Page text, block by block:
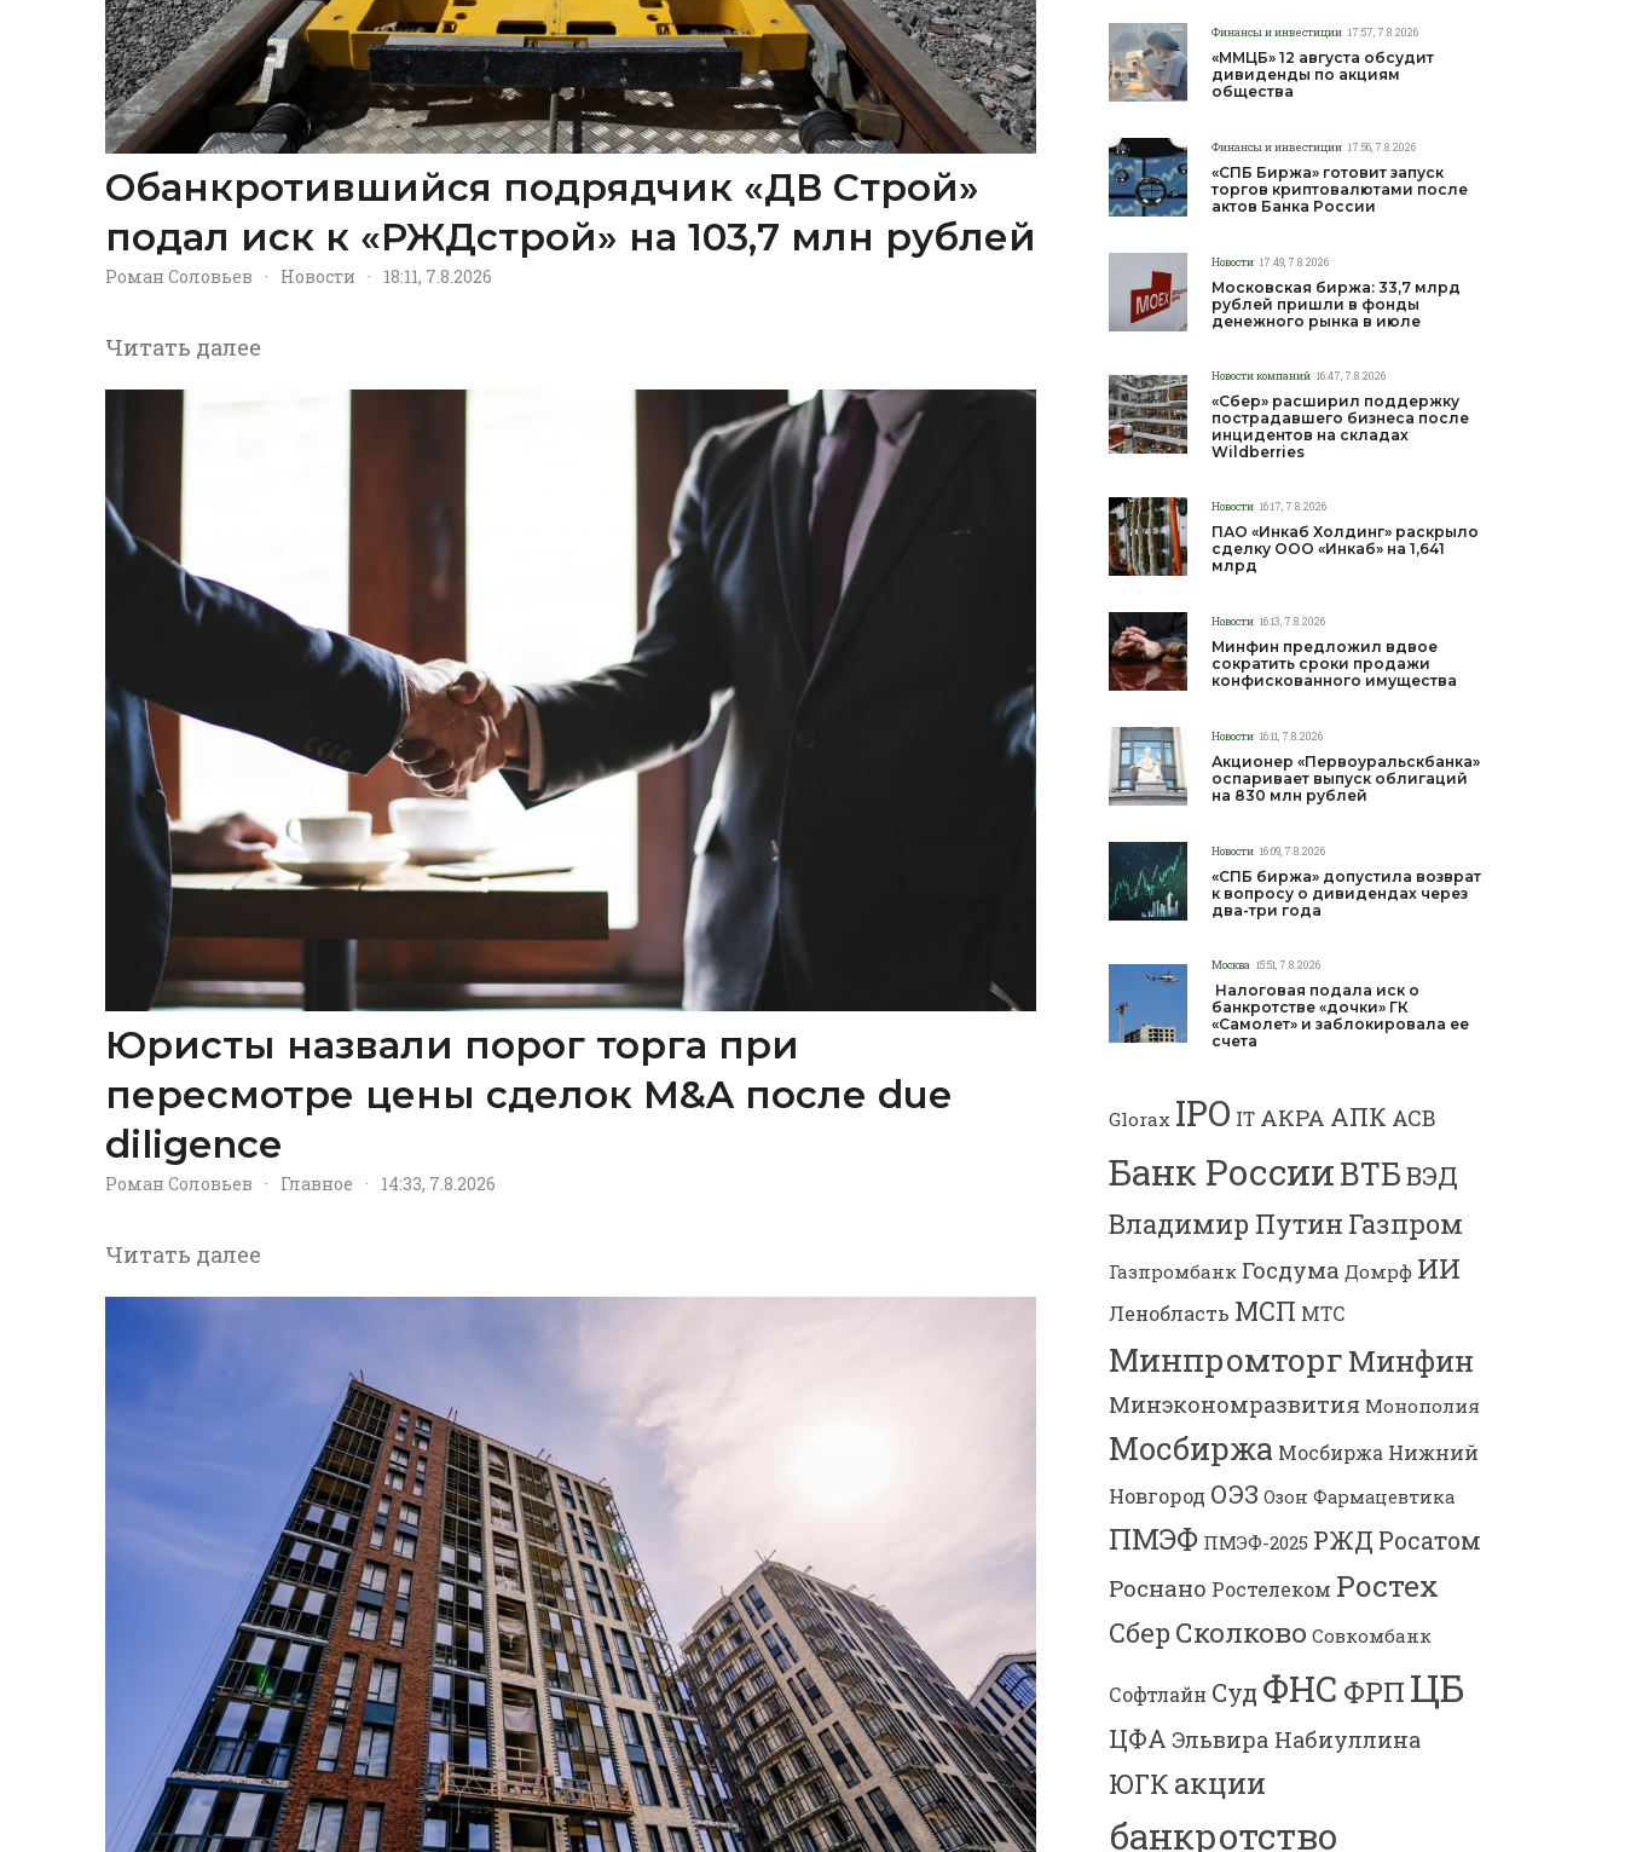
Обанкротившийся подрядчик «ДВ Строй»
подал иск к «РЖДстрой» на 103,7 млн рублей
Роман Соловьев · Новости · 18:11, 7.8.2026
Читать далее
Юристы назвали порог торга при
пересмотре цены сделок M&A после due
diligence
Роман Соловьев · Главное · 14:33, 7.8.2026
Читать далее
Финансы и инвестиции 17:57, 7.8.2026
«ММЦБ» 12 августа обсудит
дивиденды по акциям
общества
Финансы и инвестиции 17:56, 7.8.2026
«СПБ Биржа» готовит запуск
торгов криптовалютами после
актов Банка России
Новости 17:49, 7.8.2026
Московская биржа: 33,7 млрд
рублей пришли в фонды
денежного рынка в июле
Новости компаний 16:47, 7.8.2026
«Сбер» расширил поддержку
пострадавшего бизнеса после
инцидентов на складах
Wildberries
Новости 16:17, 7.8.2026
ПАО «Инкаб Холдинг» раскрыло
сделку ООО «Инкаб» на 1,641
млрд
Новости 16:13, 7.8.2026
Минфин предложил вдвое
сократить сроки продажи
конфискованного имущества
Новости 16:11, 7.8.2026
Акционер «Первоуральскбанка»
оспаривает выпуск облигаций
на 830 млн рублей
Новости 16:09, 7.8.2026
«СПБ биржа» допустила возврат
к вопросу о дивидендах через
два-три года
Москва 15:51, 7.8.2026
Налоговая подала иск о
банкротстве «дочки» ГК
«Самолет» и заблокировала ее
счета
Glorax IPO IT АКРА АПК АСВ
Банк РоссииВТБВЭД
Владимир Путин Газпром
Газпромбанк Госдума Домрф ИИ
Ленобласть МСП МТС
МинпромторгМинфин
Минэкономразвития Монополия
Мосбиржа Мосбиржа Нижний
Новгород ОЭЗ Озон Фармацевтика
ПМЭФ ПМЭФ-2025 РЖД Росатом
Роснано Ростелеком Ростех
Сбер Сколково Совкомбанк
Софтлайн Суд ФНС ФРП ЦБ
ЦФА Эльвира Набиуллина
ЮГК акции
банкротство